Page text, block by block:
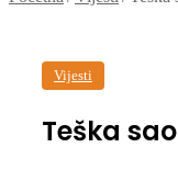
Vijesti
Teška